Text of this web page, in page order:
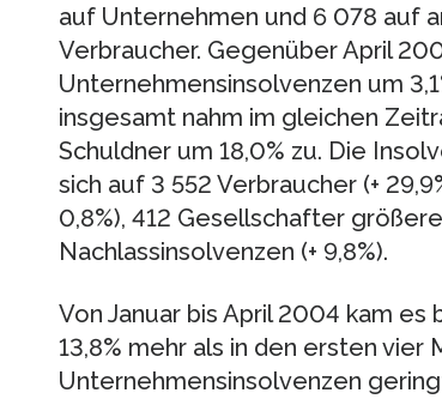
auf Unternehmen und 6 078 auf
Verbraucher. Gegenüber April
Unternehmensinsolvenzen um
insgesamt nahm im gleichen
Schuldner um 18,0% zu. Die
sich auf 3 552 Verbraucher (+
0,8%), 412 Gesellschafter
Nachlassinsolvenzen (+ 9,8%).
Von Januar bis April 2004 kam
13,8% mehr als in den ersten
Unternehmensinsolvenzen